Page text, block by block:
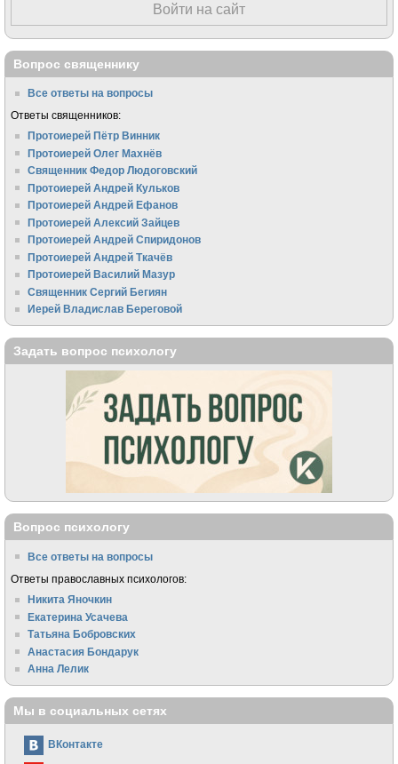
Войти на сайт
Вопрос священнику
Все ответы на вопросы
Ответы священников:
Протоиерей Пётр Винник
Протоиерей Олег Махнёв
Священник Федор Людоговский
Протоиерей Андрей Кульков
Протоиерей Андрей Ефанов
Протоиерей Алексий Зайцев
Протоиерей Андрей Спиридонов
Протоиерей Андрей Ткачёв
Протоиерей Василий Мазур
Священник Сергий Бегиян
Иерей Владислав Береговой
Задать вопрос психологу
Вопрос психологу
Все ответы на вопросы
Ответы православных психологов:
Никита Яночкин
Екатерина Усачева
Татьяна Бобровских
Анастасия Бондарук
Анна Лелик
Мы в социальных сетях
ВКонтакте